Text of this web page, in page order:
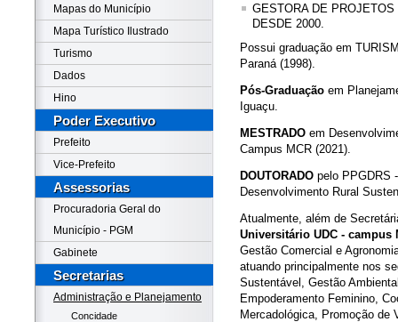
Mapas do Município
Mapa Turístico Ilustrado
Turismo
Dados
Hino
Poder Executivo
Prefeito
Vice-Prefeito
Assessorias
Procuradoria Geral do
Município - PGM
Gabinete
Secretarias
Administração e Planejamento
Concidade
GESTORA DE
DESDE 2000.
Possui graduação em
Paraná (1998).
Pós-Graduação em
Iguaçu.
MESTRADO em
Campus MCR (2021).
DOUTORADO pelo PPGDRS
Desenvolvimento Rural
Atualmente, além de
Universitário UDC - campus
Gestão Comercial e
atuando principalmente nos
Sustentável, Gestão
Empoderamento Feminino,
Mercadológica, Promoção de